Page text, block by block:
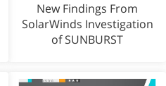
New Findings From
SolarWinds Investigation
of SUNBURST